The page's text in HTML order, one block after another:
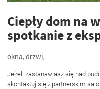
Ciepły dom na
spotkanie z
okna,drzwi,
Jeżeli zastanawiasz się nad
skontaktuj się z partnerskim